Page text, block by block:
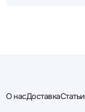
О насДоставкаСтатьи